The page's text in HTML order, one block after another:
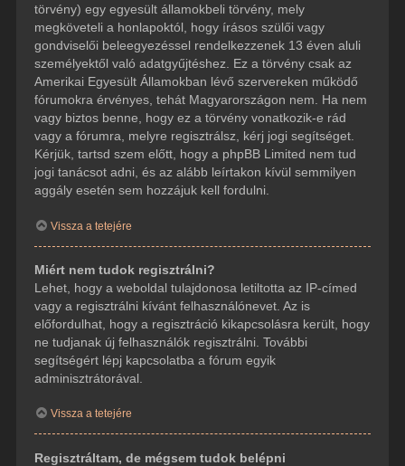
törvény) egy egyesült államokbeli törvény, mely
megköveteli a honlapoktól, hogy írásos szülői vagy
gondviselői beleegyezéssel rendelkezzenek 13 éven aluli
személyektől való adatgyűjtéshez. Ez a törvény csak az
Amerikai Egyesült Államokban lévő szervereken működő
fórumokra érvényes, tehát Magyarországon nem. Ha nem
vagy biztos benne, hogy ez a törvény vonatkozik-e rád
vagy a fórumra, melyre regisztrálsz, kérj jogi segítséget.
Kérjük, tartsd szem előtt, hogy a phpBB Limited nem tud
jogi tanácsot adni, és az alább leírtakon kívül semmilyen
aggály esetén sem hozzájuk kell fordulni.
Vissza a tetejére
Miért nem tudok regisztrálni?
Lehet, hogy a weboldal tulajdonosa letiltotta az IP-címed
vagy a regisztrálni kívánt felhasználónevet. Az is
előfordulhat, hogy a regisztráció kikapcsolásra került, hogy
ne tudjanak új felhasználók regisztrálni. További
segítségért lépj kapcsolatba a fórum egyik
adminisztrátorával.
Vissza a tetejére
Regisztráltam, de mégsem tudok belépni